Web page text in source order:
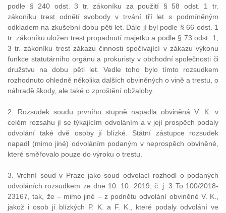
podle § 240 odst. 3 tr. zákoníku za použití § 58 odst. 1 tr.
zákoníku trest odnětí svobody v trvání tří let s podmíněným
odkladem na zkušební dobu pěti let. Dále jí byl podle § 66 odst. 1
tr. zákoníku uložen trest propadnutí majetku a podle § 73 odst. 1,
3 tr. zákoníku trest zákazu činnosti spočívající v zákazu výkonu
funkce statutárního orgánu a prokuristy v obchodní společnosti či
družstvu na dobu pěti let. Vedle toho bylo tímto rozsudkem
rozhodnuto ohledně několika dalších obviněných o vině a trestu, o
náhradě škody, ale také o zproštění obžaloby.
2. Rozsudek soudu prvního stupně napadla obviněná V. K. v
celém rozsahu jí se týkajícím odvoláním a v její prospěch podaly
odvolání také dvě osoby jí blízké. Státní zástupce rozsudek
napadl (mimo jiné) odvoláním podaným v neprospěch obviněné,
které směřovalo pouze do výroku o trestu.
3. Vrchní soud v Praze jako soud odvolací rozhodl o podaných
odvoláních rozsudkem ze dne 10. 10. 2019, č. j. 3 To 100/2018-
23167, tak, že – mimo jiné – z podnětu odvolání obviněné V. K.,
jakož i osob jí blízkých P. K. a F. K., které podaly odvolání ve